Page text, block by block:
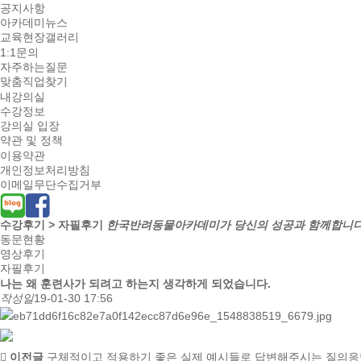
공지사항
아카데미뉴스
교육현장갤러리
1:1문의
자주하는질문
맞춤직업찾기
내강의실
수강정보
강의실 입장
약관 및 정책
이용약관
개인정보처리방침
이메일무단수집거부
수강후기 > 자필후기
한국반려동물아카데미가 당신의 성공과 함께합니
동문현황
영상후기
자필후기
나는 왜 훈련사가 되려고 하는지 생각하게 되었습니다.
작성일19-01-30 17:56
이전글 구체적이고 적용하기 좋은 실제 예시들로 답변해주시는 질의